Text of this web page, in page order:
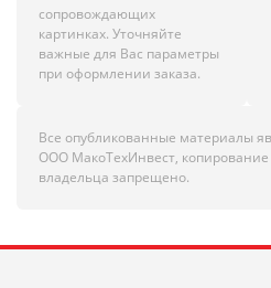
сопровождающих
картинках. Уточняйте
важные для Вас параметры
при оформлении заказа.
Все опубликованные материалы
ООО МакоТехИнвест,
владельца запрещено.